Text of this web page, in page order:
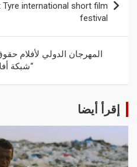
international short film
festival
المهرجان الدولي لأفلام
“شبكة
إقرأ أيضا